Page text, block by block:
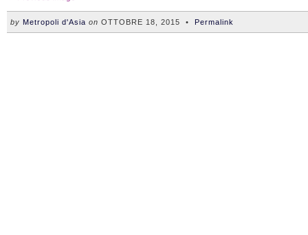
by Metropoli d'Asia on OTTOBRE 18, 2015 • Permalink